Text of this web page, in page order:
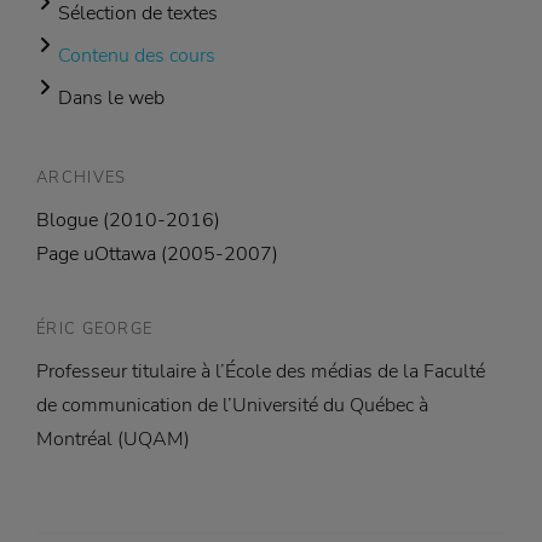
Sélection de textes
Contenu des cours
Dans le web
ARCHIVES
Blogue (2010-2016)
Page uOttawa (2005-2007)
ÉRIC GEORGE
Professeur titulaire à l’École des médias de la Faculté
de communication de l’Université du Québec à
Montréal (UQAM)